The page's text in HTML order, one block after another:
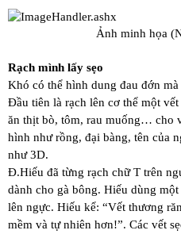
Ảnh minh họa
Rạch mình lấy sẹo
Khó có thể hình dung đau đớn
Đầu tiên là rạch lên cơ thể một
ăn thịt bò, tôm, rau muống… cho
hình như rồng, đại bàng, tên của
như 3D.
Đ.Hiếu đã từng rạch chữ T trên
dành cho gà bông. Hiếu dùng
lên ngực. Hiếu kể: “Vết thương
mềm và tự nhiên hơn!”. Các vết